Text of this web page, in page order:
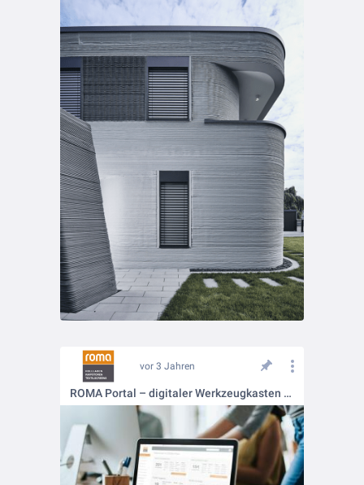
vor 3 Jahren
ROMA Portal – digitaler Werkzeugkasten für Fachbetriebe